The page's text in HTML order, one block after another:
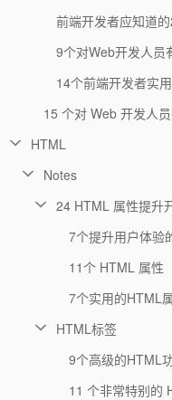
前端开发者应知道
9个对Web开发人员
14个前端开发者实
15 个对 Web 开发人员
HTML
Notes
24 HTML 属性提升
7个提升用户体验
11个 HTML 属性
7个实用的HTML
HTML标签
9个高级的HTML
11 个非常特别的